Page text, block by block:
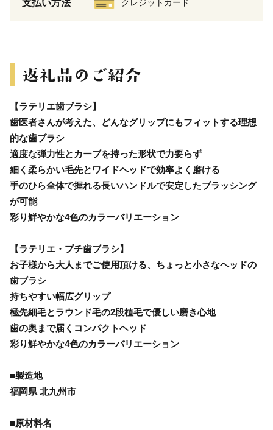
支払い方法 クレジットカード
【ラテリエ歯ブラシ】
歯医者さんが考えた、どんなグリップにもフィットする理想
的な歯ブラシ
適度な弾力性とカーブを持った形状で力要らず
細く柔らかい毛先とワイドヘッドで効率よく磨ける
手のひら全体で握れる長いハンドルで安定したブラッシング
が可能
彩り鮮やかな4色のカラーバリエーション
【ラテリエ・プチ歯ブラシ】
お子様から大人までご使用頂ける、ちょっと小さなヘッドの
歯ブラシ
持ちやすい幅広グリップ
極先細毛とラウンド毛の2段植毛で優しい磨き心地
歯の奥まで届くコンパクトヘッド
彩り鮮やかな4色のカラーバリエーション
■製造地
福岡県 北九州市
■原材料名